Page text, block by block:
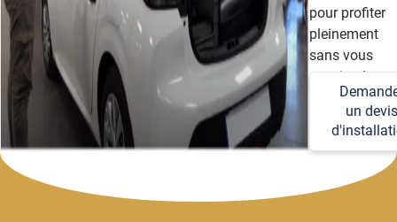
pour profiter
pleinement
sans vous
soucier des
détails
techniques et
logistiques.
un devis